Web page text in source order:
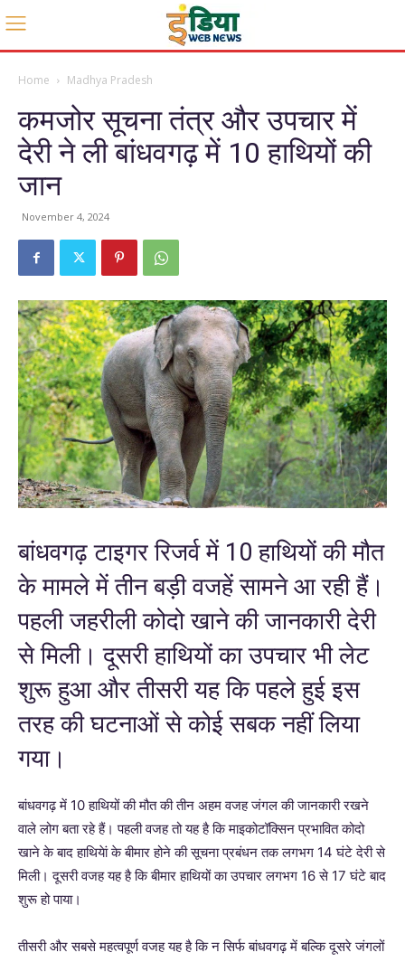
Home Madhya Pradesh
कमजोर सूचना तंत्र और उपचार में
देरी ने ली बांधवगढ़ में 10 हाथियों की
जान
November 4, 2024
बांधवगढ़ टाइगर रिजर्व में 10 हाथियों की मौत
के मामले में तीन बड़ी वजहें सामने आ रही हैं।
पहली जहरीली कोदो खाने की जानकारी देरी
से मिली। दूसरी हाथियों का उपचार भी लेट
शुरू हुआ और तीसरी यह कि पहले हुई इस
तरह की घटनाओं से कोई सबक नहीं लिया
गया।
बांधवगढ़ में 10 हाथियों की मौत की तीन अहम वजह जंगल की जानकारी रखने
वाले लोग बता रहे हैं। पहली वजह तो यह है कि माइकोटॉक्सिन प्रभावित कोदो
खाने के बाद हाथियेां के बीमार होने की सूचना प्रबंधन तक लगभग 14 घंटे देरी से
मिली। दूसरी वजह यह है कि बीमार हाथियों का उपचार लगभग 16 से 17 घंटे बाद
शुरू हो पाया।
तीसरी और सबसे महत्वपूर्ण वजह यह है कि न सिर्फ बांधवगढ़ में बल्कि दूसरे जंगलों